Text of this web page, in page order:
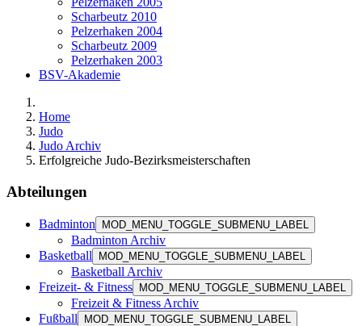
Scharbeutz 2010
Pelzerhaken 2004
Scharbeutz 2009
Pelzerhaken 2003
BSV-Akademie
Home
Judo
Judo Archiv
Erfolgreiche Judo-Bezirksmeisterschaften
Abteilungen
Badminton MOD_MENU_TOGGLE_SUBMENU_LABEL
Badminton Archiv
Basketball
MOD_MENU_TOGGLE_SUBMENU_LABEL
Basketball Archiv
Freizeit- & Fitness
MOD_MENU_TOGGLE_SUBMENU_LABEL
Freizeit & Fitness Archiv
Fußball
MOD_MENU_TOGGLE_SUBMENU_LABEL